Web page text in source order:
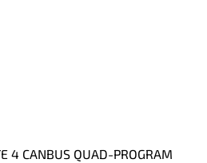
4 CANBUS QUAD-PROGRAM